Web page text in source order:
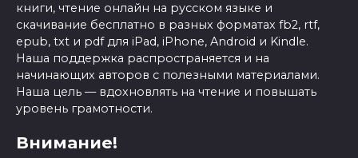
книги, чтение онлайн на русском языке и
скачивание бесплатно в разных форматах fb2, rtf,
epub, txt и pdf для iPad, iPhone, Android и Kindle.
Наша поддержка распространяется и на
начинающих авторов с полезными материалами.
Наша цель — вдохновлять на чтение и повышать
уровень грамотности.
Внимание!